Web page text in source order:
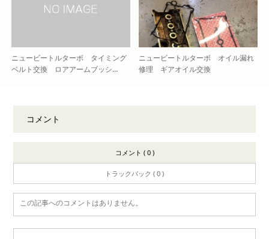
ニュービートルターボ タイミング
ベルト交換 ロアアームブッシ…
ニュービートルターボ オイル漏れ
修理 ギアオイル交換
コメント
コメント ( 0 )
トラックバック ( 0 )
この記事へのコメントはありません。